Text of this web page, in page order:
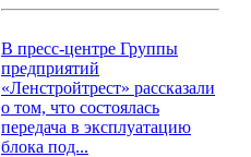
В пресс-центре Группы
предприятий
«Ленстройтрест» рассказали
о том, что состоялась
передача в эксплуатацию
блока под...